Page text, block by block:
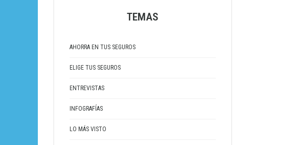
TEMAS
AHORRA EN TUS SEGUROS
ELIGE TUS SEGUROS
ENTREVISTAS
INFOGRAFÍAS
LO MÁS VISTO